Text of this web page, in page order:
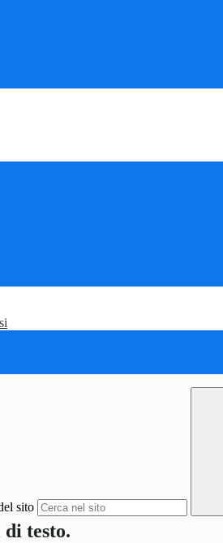
sito
testo.